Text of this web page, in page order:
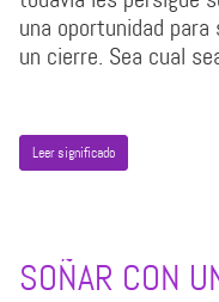
una oportunidad
un cierre. Sea cual
Leer significado
SOÑAR CON